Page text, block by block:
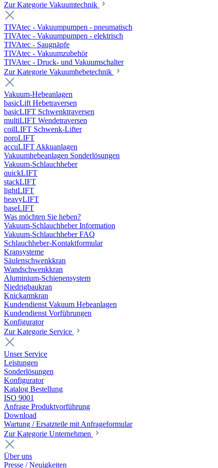
Zur Kategorie Vakuumtechnik
TIVAtec - Vakuumpumpen - pneumatisch
TIVAtec - Vakuumpumpen - elektrisch
TIVAtec - Saugnäpfe
TIVAtec - Vakuumzubehör
TIVAtec - Druck- und Vakuumschalter
Zur Kategorie Vakuumhebetechnik
Vakuum-Hebeanlagen
basicLift Hebetraversen
basicLIFT Schwenktraversen
multiLIFT Wendetraversen
coilLIFT Schwenk-Lifter
poroLIFT
accuLIFT Akkuanlagen
Vakuumhebeanlagen Sonderlösungen
Vakuum-Schlauchheber
quickLIFT
stackLIFT
lightLIFT
heavyLIFT
baseLIFT
Was möchten Sie heben?
Vakuum-Schlauchheber Information
Vakuum-Schlauchheber FAQ
Schlauchheber-Kontaktformular
Kransysteme
Säulenschwenkkran
Wandschwenkkran
Aluminium-Schienensystem
Niedrigbaukran
Knickarmkran
Kundendienst Vakuum Hebeanlagen
Kundendienst Vorführungen
Konfigurator
Zur Kategorie Service
Unser Service
Leistungen
Sonderlösungen
Konfigurator
Katalog Bestellung
ISO 9001
Anfrage Produktvorführung
Download
Wartung / Ersatzteile mit Anfrageformular
Zur Kategorie Unternehmen
Über uns
Presse / Neuigkeiten